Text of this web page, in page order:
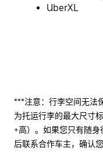
UberXL
***注意：行李空间无法
为托运行李的最大尺寸
+高）。如果您只有随
后联系合作车主，确认